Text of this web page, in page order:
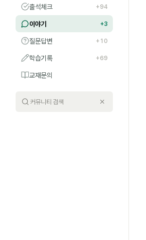
출석체크 +94
이야기 +3
질문답변 +10
학습기록 +69
교재문의